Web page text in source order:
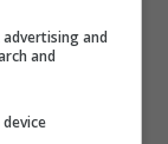
e sa che
di
and
and